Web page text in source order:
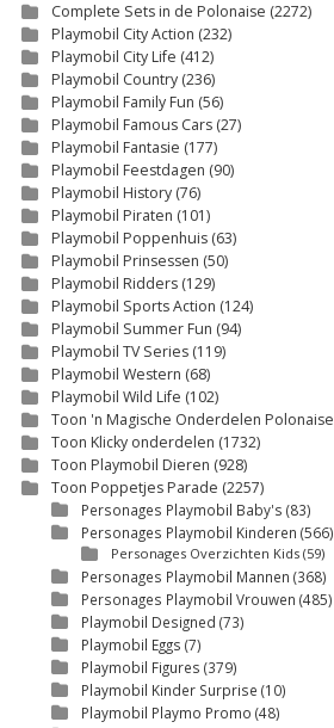
Complete Sets in de Polonaise (2272)
Playmobil City Action (232)
Playmobil City Life (412)
Playmobil Country (236)
Playmobil Family Fun (56)
Playmobil Famous Cars (27)
Playmobil Fantasie (177)
Playmobil Feestdagen (90)
Playmobil History (76)
Playmobil Piraten (101)
Playmobil Poppenhuis (63)
Playmobil Prinsessen (50)
Playmobil Ridders (129)
Playmobil Sports Action (124)
Playmobil Summer Fun (94)
Playmobil TV Series (119)
Playmobil Western (68)
Playmobil Wild Life (102)
Toon 'n Magische Onderdelen Polonaise
Toon Klicky onderdelen (1732)
Toon Playmobil Dieren (928)
Toon Poppetjes Parade (2257)
Personages Playmobil Baby's (83)
Personages Playmobil Kinderen (566)
Personages Overzichten Kids (59)
Personages Playmobil Mannen (368)
Personages Playmobil Vrouwen (485)
Playmobil Designed (73)
Playmobil Eggs (7)
Playmobil Figures (379)
Playmobil Kinder Surprise (10)
Playmobil Playmo Promo (48)